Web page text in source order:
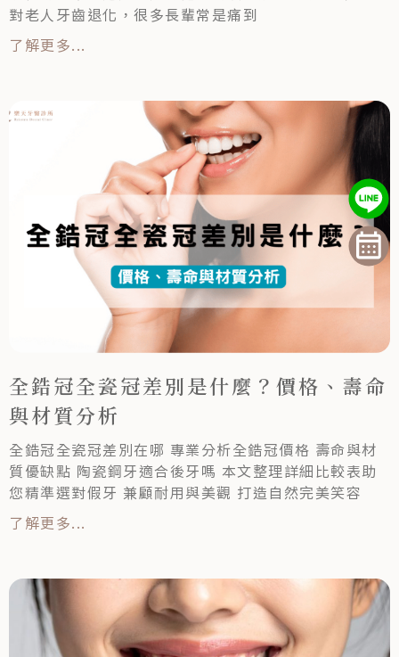
對老人牙齒退化，很多長輩常是痛到
了解更多...
全鋯冠全瓷冠差別是什麼？價格、壽命
與材質分析
全鋯冠全瓷冠差別在哪 專業分析全鋯冠價格 壽命與材
質優缺點 陶瓷鋼牙適合後牙嗎 本文整理詳細比較表助
您精準選對假牙 兼顧耐用與美觀 打造自然完美笑容
了解更多...